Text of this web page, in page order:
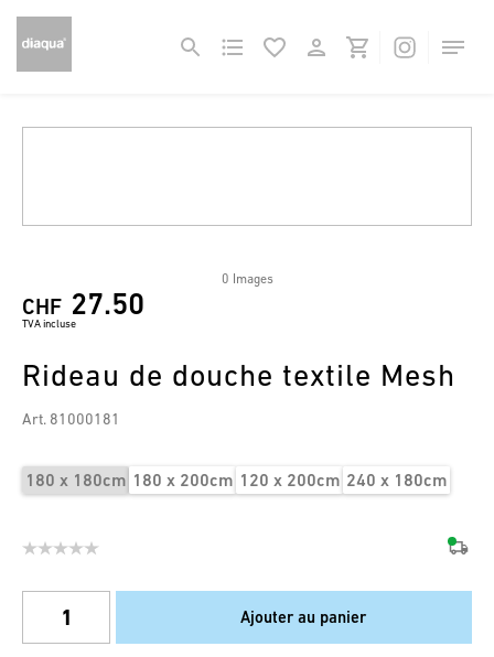
0 Images
CHF 27.50
TVA incluse
Rideau de douche textile Mesh
Art. 81000181
180 x 180cm 180 x 200cm 120 x 200cm 240 x 180cm
Ajouter au panier